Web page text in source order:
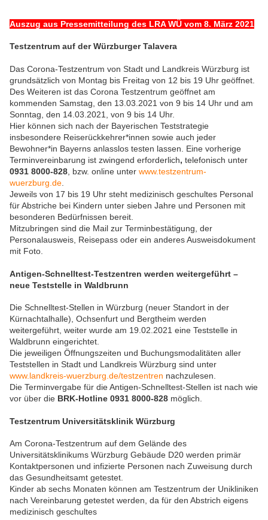
Auszug aus Pressemitteilung des LRA WÜ vom 8. März 2021
Testzentrum auf der Würzburger Talavera
Das Corona-Testzentrum von Stadt und Landkreis Würzburg ist
grundsätzlich von Montag bis Freitag von 12 bis 19 Uhr geöffnet.
Des Weiteren ist das Corona Testzentrum geöffnet am
kommenden Samstag, den 13.03.2021 von 9 bis 14 Uhr und am
Sonntag, den 14.03.2021, von 9 bis 14 Uhr.
Hier können sich nach der Bayerischen Teststrategie
insbesondere Reiserückkehrer*innen sowie auch jeder
Bewohner*in Bayerns anlasslos testen lassen. Eine vorherige
Terminvereinbarung ist zwingend erforderlich, telefonisch unter
0931 8000-828 , bzw. online unter www.testzentrum-
wuerzburg.de
Jeweils von 17 bis 19 Uhr steht medizinisch geschultes Personal
für Abstriche bei Kindern unter sieben Jahre und Personen mit
besonderen Bedürfnissen bereit.
Mitzubringen sind die Mail zur Terminbestätigung, der
Personalausweis, Reisepass oder ein anderes Ausweisdokument
mit Foto.
Antigen-Schnelltest-Testzentren werden weitergeführt –
neue Teststelle in Waldbrunn
Die Schnelltest-Stellen in Würzburg (neuer Standort in der
Kürnachtalhalle), Ochsenfurt und Bergtheim werden
weitergeführt, weiter wurde am 19.02.2021 eine Teststelle in
Waldbrunn eingerichtet.
Die jeweiligen Öffnungszeiten und Buchungsmodalitäten aller
Teststellen in Stadt und Landkreis Würzburg sind unter
www.landkreis-wuerzburg.de/testzentren nachzulesen.
Die Terminvergabe für die Antigen-Schnelltest-Stellen ist nach wie
vor über die BRK-Hotline 0931 8000-828 möglich.
Testzentrum Universitätsklinik Würzburg
Am Corona-Testzentrum auf dem Gelände des
Universitätsklinikums Würzburg Gebäude D20 werden primär
Kontaktpersonen und infizierte Personen nach Zuweisung durch
das Gesundheitsamt getestet.
Kinder ab sechs Monaten können am Testzentrum der Unikliniken
nach Vereinbarung getestet werden, da für den Abstrich eigens
medizinisch geschultes